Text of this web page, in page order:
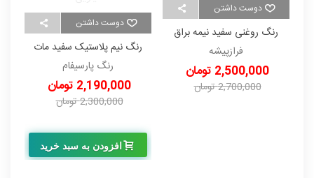
دوست داشتن
رنگ روغنی سفید نیمه براق
فرازپیشه
2,500,000 تومان
2,700,000 تومان
دوست داشتن
رنگ نیم پلاستیک سفید مات
کیلویی
رنگ پارسیفام
2,190,000 تومان
2,300,000 تومان
افزودن به سبد خرید